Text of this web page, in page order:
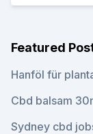
Featured
Hanföl für
Cbd balsam
Sydney cbd